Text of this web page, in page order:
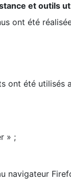
et outils
ont été
ont été utilisés
» ;
navigateur